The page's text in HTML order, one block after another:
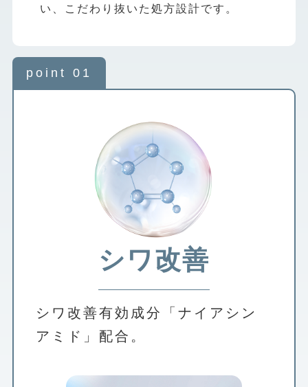
い、
こだわり抜いた処方設計です。
point 01
シワ改善
シワ改善有効成分「ナイアシン
アミド」配合。